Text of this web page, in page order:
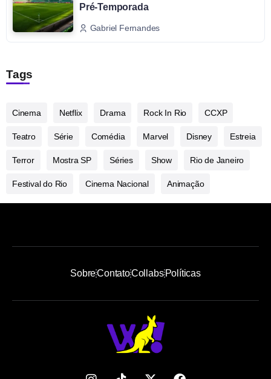
Pré-Temporada
Gabriel Fernandes
Tags
Cinema Netflix Drama Rock In Rio CCXP
Teatro Série Comédia Marvel Disney Estreia
Terror Mostra SP Séries Show Rio de Janeiro
Festival do Rio Cinema Nacional Animação
SobreContatoCollabsPolíticas